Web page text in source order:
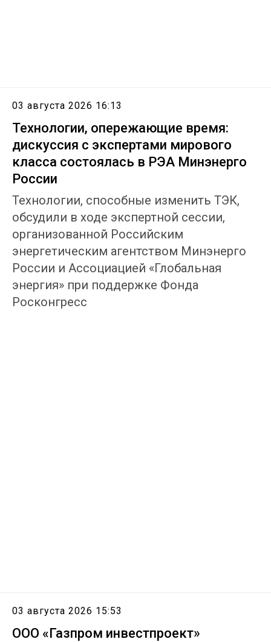
03 августа 2026 16:13
Технологии, опережающие время:
дискуссия с экспертами мирового
класса состоялась в РЭА Минэнерго
России
Технологии, способные изменить ТЭК,
обсудили в ходе экспертной сессии,
организованной Российским
энергетическим агентством Минэнерго
России и Ассоциацией «Глобальная
энергия» при поддержке Фонда
Росконгресс
03 августа 2026 15:53
ООО «Газпром инвестпроект»